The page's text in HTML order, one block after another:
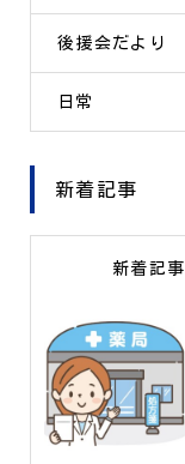
後援会だより
日常
新着記事
新着記事